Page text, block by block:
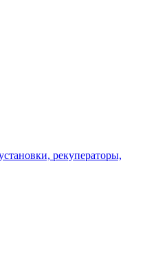
рекуператоры,